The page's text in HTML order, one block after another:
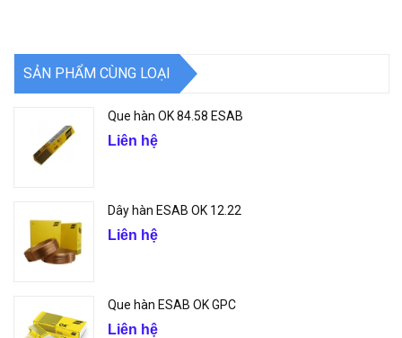
SẢN PHẨM CÙNG LOẠI
Que hàn OK 84.58 ESAB
Liên hệ
Dây hàn ESAB OK 12.22
Liên hệ
Que hàn ESAB OK GPC
Liên hệ